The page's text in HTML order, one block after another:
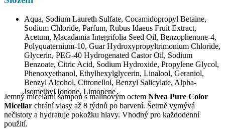
Aqua, Sodium Laureth Sulfate, Cocamidopropyl Betaine,
Sodium Chloride, Parfum, Rubus Idaeus Fruit Extract,
Acetum, Macadamia Integrifolia Seed Oil, Benzophenone-4,
Polyquaternium-10, Guar Hydroxypropyltrimonium Chloride,
Glycerin, PEG-40 Hydrogenated Castor Oil, Sodium
Benzoate, Citric Acid, Sodium Hydroxide, Propylene Glycol,
Phenoxyethanol, Ethylhexylglycerin, Linalool, Geraniol,
Benzyl Alcohol, Citronellol, Benzyl Salicylate, Alpha-
Isomethyl Ionone, Limonene
Jemný micelární šampon s malinovým octem Nivea Pure Color
Micellar chrání vlasy až 8 týdnů po barvení. Šetrně vymývá
nečistoty a hydratuje pokožku hlavy. Vhodný pro každodenní
použití.